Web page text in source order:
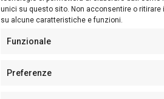
unici su questo sito. Non acconsentire o
su alcune caratteristiche e funzioni.
Funzionale
Preferenze
Editore:Giampaolo Cirronis
Sede:
N° di iscrizione al ROC: